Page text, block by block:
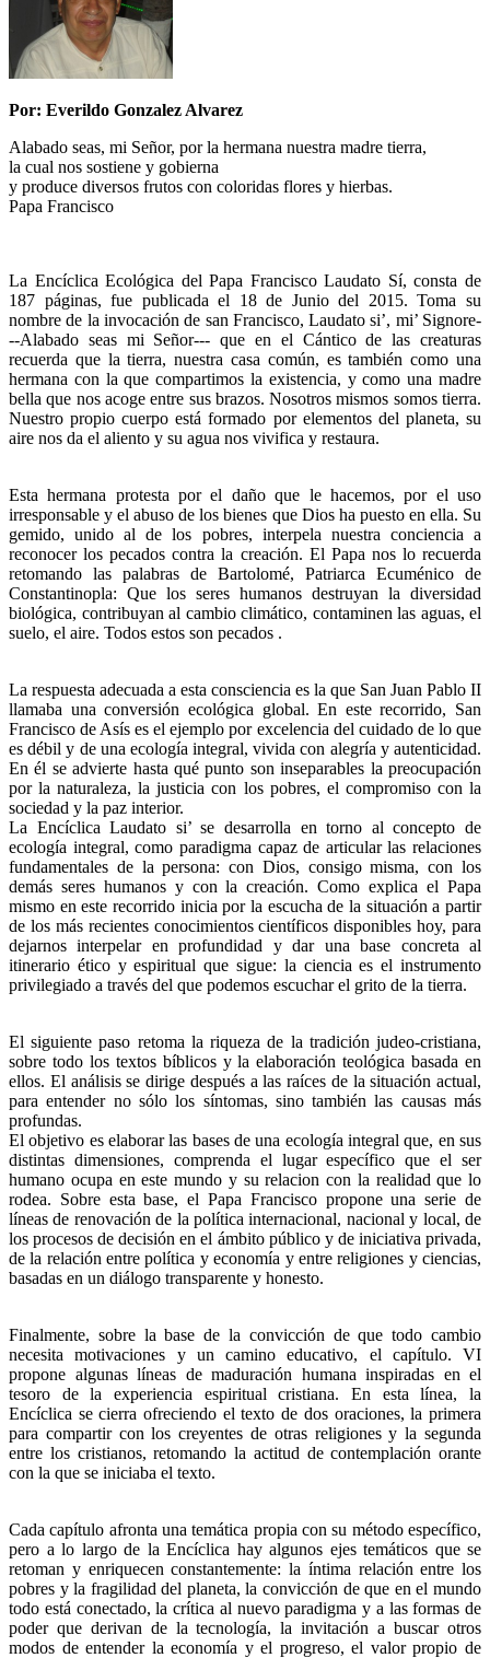
Por: Everildo Gonzalez Alvarez
Alabado seas, mi Señor, por la hermana nuestra madre tierra,
la cual nos sostiene y gobierna
y produce diversos frutos con coloridas flores y hierbas.
Papa Francisco
La Encíclica Ecológica del Papa Francisco Laudato Sí, consta de
187 páginas, fue publicada el 18 de Junio del 2015. Toma su
nombre de la invocación de san Francisco, Laudato si’, mi’ Signore-
--Alabado seas mi Señor--- que en el Cántico de las creaturas
recuerda que la tierra, nuestra casa común, es también como una
hermana con la que compartimos la existencia, y como una madre
bella que nos acoge entre sus brazos. Nosotros mismos somos tierra.
Nuestro propio cuerpo está formado por elementos del planeta, su
aire nos da el aliento y su agua nos vivifica y restaura.
Esta hermana protesta por el daño que le hacemos, por el uso
irresponsable y el abuso de los bienes que Dios ha puesto en ella. Su
gemido, unido al de los pobres, interpela nuestra conciencia a
reconocer los pecados contra la creación. El Papa nos lo recuerda
retomando las palabras de Bartolomé, Patriarca Ecuménico de
Constantinopla: Que los seres humanos destruyan la diversidad
biológica, contribuyan al cambio climático, contaminen las aguas, el
suelo, el aire. Todos estos son pecados .
La respuesta adecuada a esta consciencia es la que San Juan Pablo II
llamaba una conversión ecológica global. En este recorrido, San
Francisco de Asís es el ejemplo por excelencia del cuidado de lo que
es débil y de una ecología integral, vivida con alegría y autenticidad.
En él se advierte hasta qué punto son inseparables la preocupación
por la naturaleza, la justicia con los pobres, el compromiso con la
sociedad y la paz interior.
La Encíclica Laudato si’ se desarrolla en torno al concepto de
ecología integral, como paradigma capaz de articular las relaciones
fundamentales de la persona: con Dios, consigo misma, con los
demás seres humanos y con la creación. Como explica el Papa
mismo en este recorrido inicia por la escucha de la situación a partir
de los más recientes conocimientos científicos disponibles hoy, para
dejarnos interpelar en profundidad y dar una base concreta al
itinerario ético y espiritual que sigue: la ciencia es el instrumento
privilegiado a través del que podemos escuchar el grito de la tierra.
El siguiente paso retoma la riqueza de la tradición judeo-cristiana,
sobre todo los textos bíblicos y la elaboración teológica basada en
ellos. El análisis se dirige después a las raíces de la situación actual,
para entender no sólo los síntomas, sino también las causas más
profundas.
El objetivo es elaborar las bases de una ecología integral que, en sus
distintas dimensiones, comprenda el lugar específico que el ser
humano ocupa en este mundo y su relacion con la realidad que lo
rodea. Sobre esta base, el Papa Francisco propone una serie de
líneas de renovación de la política internacional, nacional y local, de
los procesos de decisión en el ámbito público y de iniciativa privada,
de la relación entre política y economía y entre religiones y ciencias,
basadas en un diálogo transparente y honesto.
Finalmente, sobre la base de la convicción de que todo cambio
necesita motivaciones y un camino educativo, el capítulo. VI
propone algunas líneas de maduración humana inspiradas en el
tesoro de la experiencia espiritual cristiana. En esta línea, la
Encíclica se cierra ofreciendo el texto de dos oraciones, la primera
para compartir con los creyentes de otras religiones y la segunda
entre los cristianos, retomando la actitud de contemplación orante
con la que se iniciaba el texto.
Cada capítulo afronta una temática propia con su método específico,
pero a lo largo de la Encíclica hay algunos ejes temáticos que se
retoman y enriquecen constantemente: la íntima relación entre los
pobres y la fragilidad del planeta, la convicción de que en el mundo
todo está conectado, la crítica al nuevo paradigma y a las formas de
poder que derivan de la tecnología, la invitación a buscar otros
modos de entender la economía y el progreso, el valor propio de